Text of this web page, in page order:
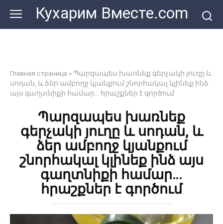
контенту
Кухарим Вместе.com
Главная страница »Պարզապես խառնեք գերչակի յուղը և
սոդան, և ձեր ամբողջ կյանքում շնորհակալ կլինեք ինձ
այս գաղտնիքի համար… հրաշքներ է գործում
Պարզապես խառնեք
գերչակի յուղը և սոդան, և
ձեր ամբողջ կյանքում
շնորհակալ կլինեք ինձ այս
գաղտնիքի համար…
հրաշքներ է գործում